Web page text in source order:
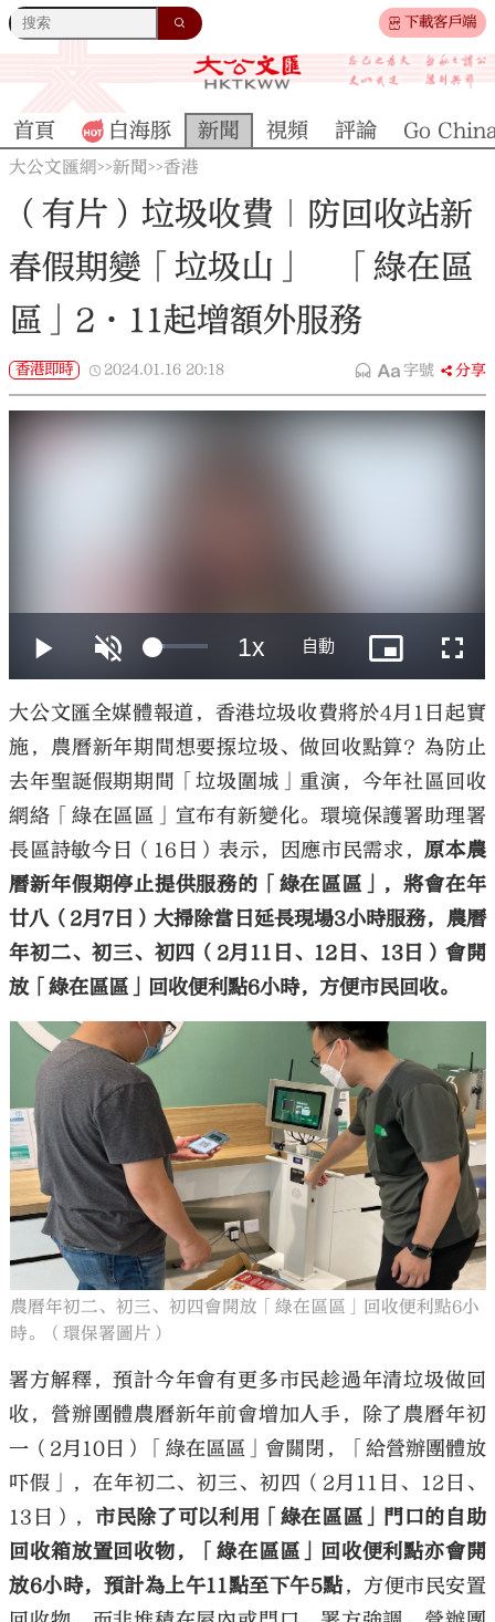
下載客戶端
大公文匯
首頁 白海豚 新聞 視頻 評論 Go
大公文匯網>>新聞>>香港
（有片）垃圾收費｜防回收站新
春假期變「垃圾山」 「綠在區
區」2·11起增額外服務
香港即時 2024.01.16 20:18 字號 分享
大公文匯全媒體報道，香港垃圾收費將於4月1日起實
施，農曆新年期間想要揼垃圾、做回收點算？為防止
去年聖誕假期期間「垃圾圍城」重演，今年社區回收
網絡「綠在區區」宣布有新變化。環境保護署助理署
長區詩敏今日（16日）表示，因應市民需求， 原本農
曆新年假期停止提供服務的「綠在區區」，將會在年
廿八（2月7日）大掃除當日延長現場3小時服務，農曆
年初二、初三、初四（2月11日、12日、13日）會開
放「綠在區區」回收便利點6小時，方便市民回收。
農曆年初二、初三、初四會開放「綠在區區」回收便利點6小
時。（環保署圖片）
署方解釋，預計今年會有更多市民趁過年清垃圾做回
收，營辦團體農曆新年前會增加人手，除了農曆年初
一（2月10日）「綠在區區」會關閉，「給營辦團體放
吓假」，在年初二、初三、初四（2月11日、12日、
13日）， 市民除了可以利用「綠在區區」門口的自助
回收箱放置回收物，「綠在區區」回收便利點亦會開
放6小時，預計為上午11點至下午5點，方便市民安置